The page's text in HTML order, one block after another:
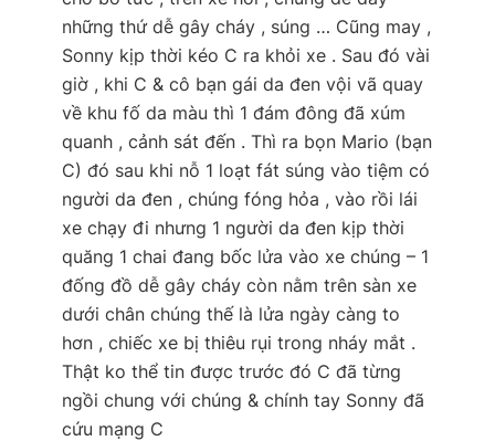
những thứ dễ gây cháy , súng … Cũng may ,
Sonny kịp thời kéo C ra khỏi xe . Sau đó vài
giờ , khi C & cô bạn gái da đen vội vã quay
về khu fố da màu thì 1 đám đông đã xúm
quanh , cảnh sát đến . Thì ra bọn Mario (bạn
C) đó sau khi nỗ 1 loạt fát súng vào tiệm có
người da đen , chúng fóng hỏa , vào rồi lái
xe chạy đi nhưng 1 người da đen kịp thời
quăng 1 chai đang bốc lửa vào xe chúng – 1
đống đồ dễ gây cháy còn nằm trên sàn xe
dưới chân chúng thế là lửa ngày càng to
hơn , chiếc xe bị thiêu rụi trong nháy mắt .
Thật ko thể tin được trước đó C đã từng
ngồi chung với chúng & chính tay Sonny đã
cứu mạng C